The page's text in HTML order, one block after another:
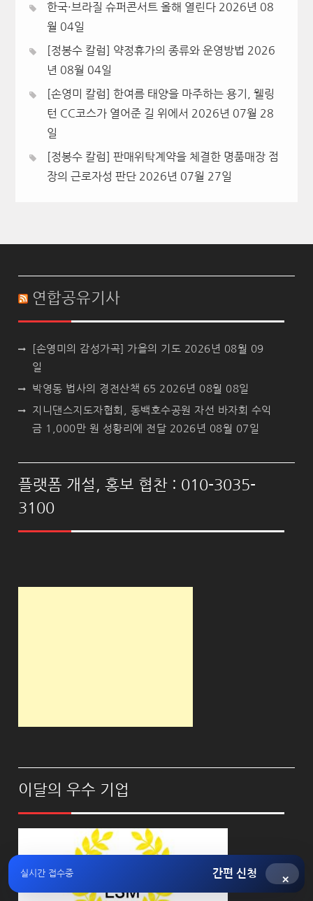
한국·브라질 슈퍼콘서트 올해 열린다 2026년 08
월 04일
[정봉수 칼럼] 약정휴가의 종류와 운영방법 2026
년 08월 04일
[손영미 칼럼] 한여름 태양을 마주하는 용기, 웰링
턴 CC코스가 열어준 길 위에서 2026년 07월 28
일
[정봉수 칼럼] 판매위탁계약을 체결한 명품매장 점
장의 근로자성 판단 2026년 07월 27일
연합공유기사
[손영미의 감성가곡] 가을의 기도 2026년 08월 09
일
박영동 법사의 경전산책 65 2026년 08월 08일
지니댄스지도자협회, 동백호수공원 자선 바자회 수익
금 1,000만 원 성황리에 전달 2026년 08월 07일
플랫폼 개설, 홍보 협찬 : 010-3035-
3100
이달의 우수 기업
실시간 접수중 간편 신청
×